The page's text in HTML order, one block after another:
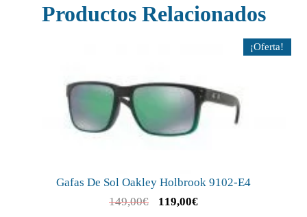
Productos Relacionados
¡Oferta!
Gafas De Sol Oakley Holbrook 9102-E4
149,00€ 119,00€